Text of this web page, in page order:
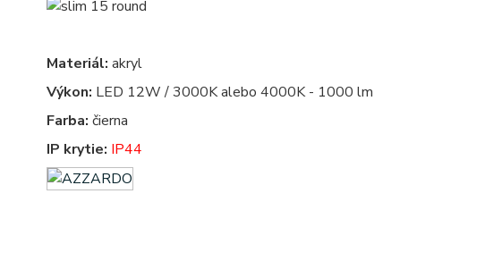
Materiál: akryl
Výkon: LED 12W / 3000K alebo 4000K - 1000 lm
Farba: čierna
IP krytie: IP44